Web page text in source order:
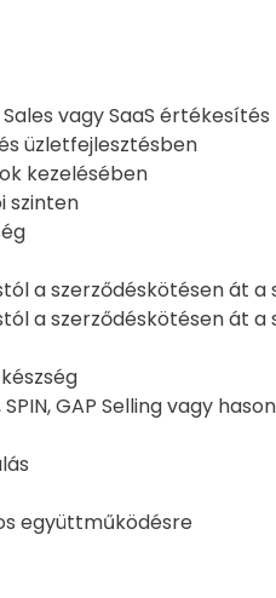
vagy SaaS
üzletfejlesztésben
kezelésében
szinten
a szerződéskötésen át a
a szerződéskötésen át a
GAP Selling vagy
együttműködésre